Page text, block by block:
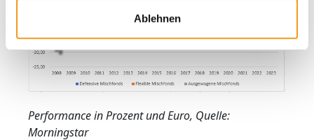
Ablehnen
Performance in Prozent und Euro, Quelle:
Morningstar